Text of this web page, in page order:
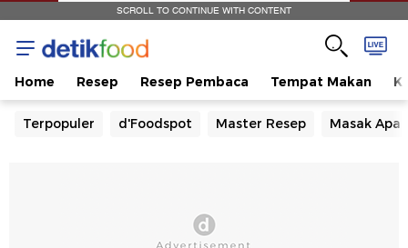
SCROLL TO CONTINUE WITH CONTENT
Home Resep Resep Pembaca Tempat Makan
Terpopuler d'Foodspot Master Resep Masak Apa